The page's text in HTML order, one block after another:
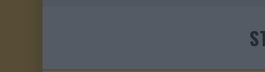
IM SPIEGEL MEINER MUTTER